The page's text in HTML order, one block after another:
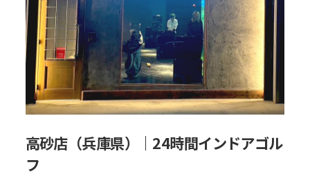
高砂店（兵庫県）｜24時間インドアゴル
フ